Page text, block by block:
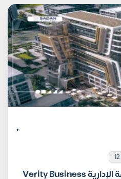
مول فيرتي بيزنس العاصمة الإدارية Verity Business